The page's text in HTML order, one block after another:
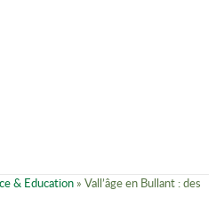
& Education » Vall’âge en Bullant : des